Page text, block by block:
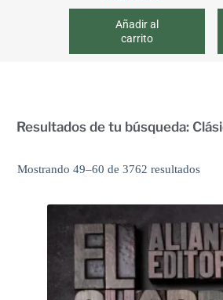
Añadir al
carrito
Resultados de tu búsqueda:
Mostrando 49–60 de 3762 resultados